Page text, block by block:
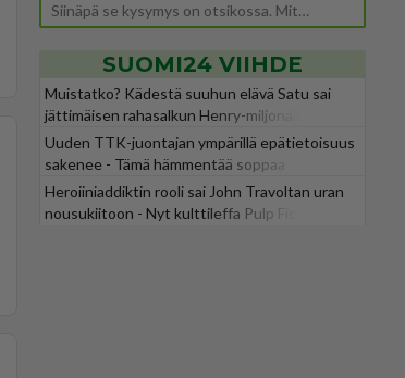
Siinäpä se kysymys on otsikossa. Mitäpä siis tuot/toisit pöytään parisuhteessa? Oletko mies vai nainen? Koetko sen mitä
SUOMI24 VIIHDE
Muistatko? Kädestä suuhun elävä Satu sai
jättimäisen rahasalkun Henry-miljonääriltä
Uuden TTK-juontajan ympärillä epätietoisuus
sakenee - Tämä hämmentää soppaa
Heroiiniaddiktin rooli sai John Travoltan uran
nousukiitoon - Nyt kulttileffa Pulp Fiction